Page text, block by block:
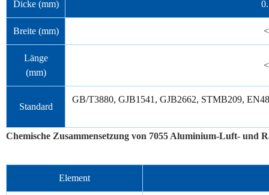
Dicke (mm)
Breite (mm)
Länge
(mm)
Standard
GB/T3880, GJB1541, GJB2662, STMB209,
Chemische Zusammensetzung von 7055 Aluminium-Luft- und
Element